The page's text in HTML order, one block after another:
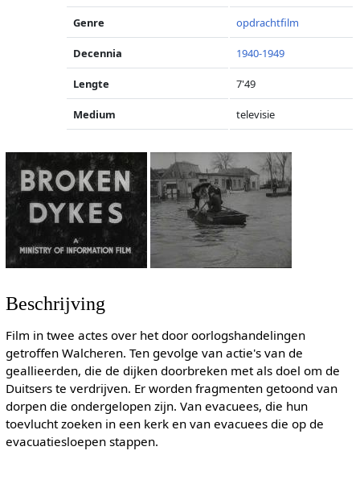
Genre opdrachtfilm
Decennia 1940-1949
Lengte 7'49
Medium televisie
Beschrijving
Film in twee actes over het door oorlogshandelingen
getroffen Walcheren. Ten gevolge van actie's van de
geallieerden, die de dijken doorbreken met als doel om de
Duitsers te verdrijven. Er worden fragmenten getoond van
dorpen die ondergelopen zijn. Van evacuees, die hun
toevlucht zoeken in een kerk en van evacuees die op de
evacuatiesloepen stappen.